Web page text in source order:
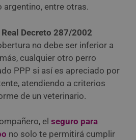
entre otras.
Decreto 287/2002
no debe ser inferior a
cualquier otro perro
PPP si así es apreciado por
atendiendo a criterios
de un veterinario.
el seguro para
no solo te permitirá cumplir